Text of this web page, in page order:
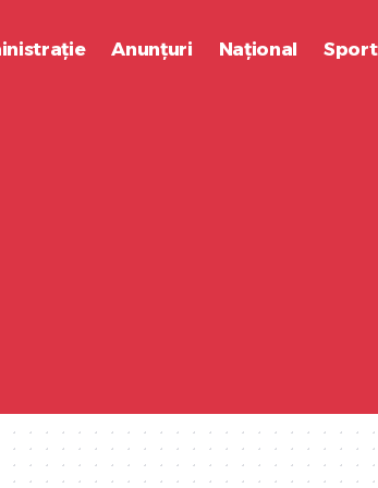
Anunțuri Național Sport